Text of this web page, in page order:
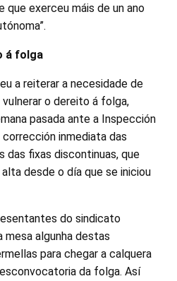
que exerceu máis de un ano
á folga
a reiterar a necesidade de
o dereito á folga,
pasada ante a Inspección
inmediata das
das fixas discontinuas, que
desde o día que se iniciou
do sindicato
mesa algunha destas
para chegar a calquera
da folga. Así